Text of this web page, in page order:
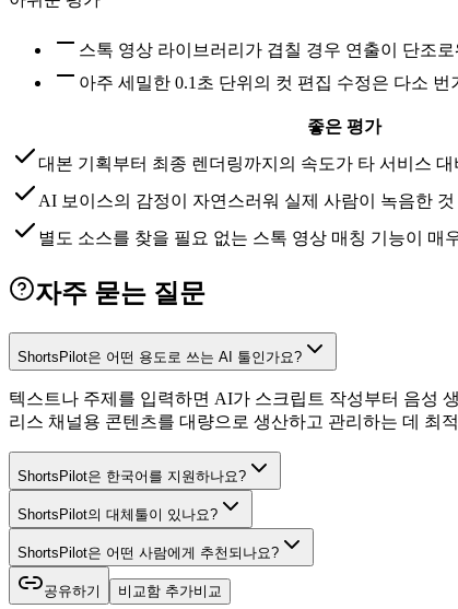
스톡 영상 라이브러리가 겹칠 경우 연출이 단조
아주 세밀한 0.1초 단위의 컷 편집 수정은 다소 번
좋은 평가
대본 기획부터 최종 렌더링까지의 속도가 타 서비스
AI 보이스의 감정이 자연스러워 실제 사람이 녹음한
별도 소스를 찾을 필요 없는 스톡 영상 매칭 기능이 매
자주 묻는 질문
ShortsPilot은 어떤 용도로 쓰는 AI 툴인가요?
텍스트나 주제를 입력하면 AI가 스크립트 작성부터 음성
리스 채널용 콘텐츠를 대량으로 생산하고 관리하는 데 최
ShortsPilot은 한국어를 지원하나요?
ShortsPilot의 대체툴이 있나요?
ShortsPilot은 어떤 사람에게 추천되나요?
공유하기 비교함 추가비교